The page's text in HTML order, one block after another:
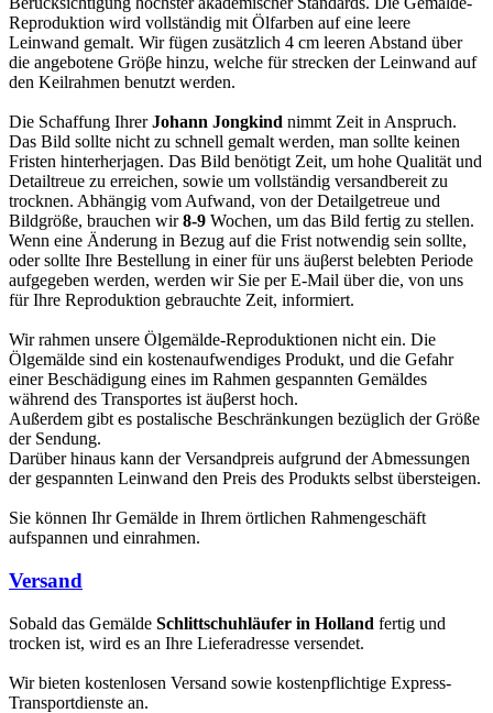
Reproduktion wird vollständig mit Ölfarben auf eine leere
Leinwand gemalt. Wir fügen zusätzlich 4 cm leeren Abstand über
die angebotene Gröβe hinzu, welche für strecken der Leinwand auf
den Keilrahmen benutzt werden.
Die Schaffung IhrerJohann Jongkind nimmt Zeit in Anspruch.
Das Bild sollte nicht zu schnell gemalt werden, man sollte keinen
Fristen hinterherjagen. Das Bild benötigt Zeit, um hohe Qualität und
Detailtreue zu erreichen, sowie um vollständig versandbereit zu
trocknen. Abhängig vom Aufwand, von der Detailgetreue und
Bildgröße, brauchen wir8-9 Wochen, um das Bild fertig zu stellen.
Wenn eine Änderung in Bezug auf die Frist notwendig sein sollte,
oder sollte Ihre Bestellung in einer für uns äuβerst belebten Periode
aufgegeben werden, werden wir Sie per E-Mail über die, von uns
für Ihre Reproduktion gebrauchte Zeit, informiert.
Wir rahmen unsere Ölgemälde-Reproduktionen nicht ein. Die
Ölgemälde sind ein kostenaufwendiges Produkt, und die Gefahr
einer Beschädigung eines im Rahmen gespannten Gemäldes
während des Transportes ist äuβerst hoch.
Außerdem gibt es postalische Beschränkungen bezüglich der Größe
der Sendung.
Darüber hinaus kann der Versandpreis aufgrund der Abmessungen
der gespannten Leinwand den Preis des Produkts selbst übersteigen.
Sie können Ihr Gemälde in Ihrem örtlichen Rahmengeschäft
aufspannen und einrahmen.
Versand
Sobald das Gemälde Schlittschuhläufer in Holland fertig und
trocken ist, wird es an Ihre Lieferadresse versendet.
Wir bieten kostenlosen Versand sowie kostenpflichtige Express-
Transportdienste an.